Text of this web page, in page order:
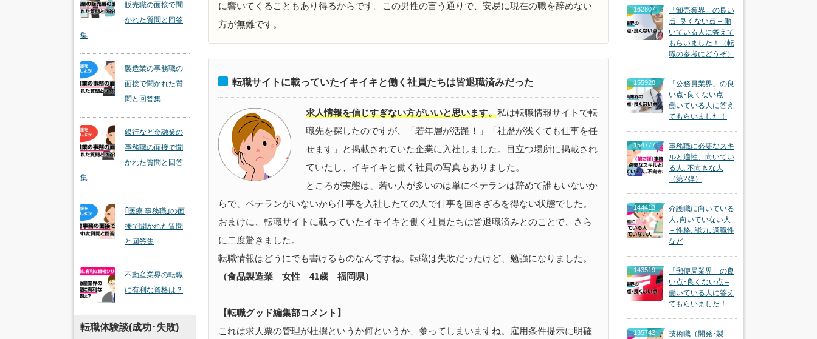
に響いてくることもあり得るからです。この男性の言う通りで、安易に現在の職を辞めない
方が無難です。
転職サイトに載っていたイキイキと働く社員たちは皆退職済みだった
求人情報を信じすぎない方がいいと思います。私は転職情報サイトで転
職先を探したのですが、「若年層が活躍！」「社歴が浅くても仕事を任
せます」と掲載されていた企業に入社しました。目立つ場所に掲載され
ていたし、イキイキと働く社員の写真もありました。
ところが実態は、若い人が多いのは単にベテランは辞めて誰もいないか
らで、ベテランがいないから仕事を入社したての人で仕事を回さざるを得ない状態でした。
おまけに、転職サイトに載っていたイキイキと働く社員たちは皆退職済みとのことで、さら
に二度驚きました。
転職情報はどうにでも書けるものなんですね。転職は失敗だったけど、勉強になりました。
（食品製造業 女性 41歳 福岡県）
【転職グッド編集部コメント】
これは求人票の管理が杜撰というか何というか、参ってしまいますね。雇用条件提示に明確
販売職の面接で聞
かれた質問と回答
集
製造業の事務職の
面接で聞かれた質
問と回答集
銀行など金融業の
事務職の面接で聞
かれた質問と回答
集
｢医療 事務職｣の面
接で聞かれた質問
と回答集
不動産業界の転職
に有利な資格は？
転職体験談(成功･失敗)
162807
「卸売業界」の良い
点･良くない点 – 働
いている人に答えて
もらいました！（転
職の参考にどうぞ）
155928
「公務員業界」の良
い点･良くない点 –
働いている人に答え
てもらいました！
154777
事務職に必要なスキ
ルと適性、向いてい
る人､不向きな人
（第2弾）
144413
介護職に向いている
人､向いていない人
－性格､能力､適職性
など
143519
「郵便局業界」の良
い点･良くない点 –
働いている人に答え
てもらいました！
135742
技術職（開発･製